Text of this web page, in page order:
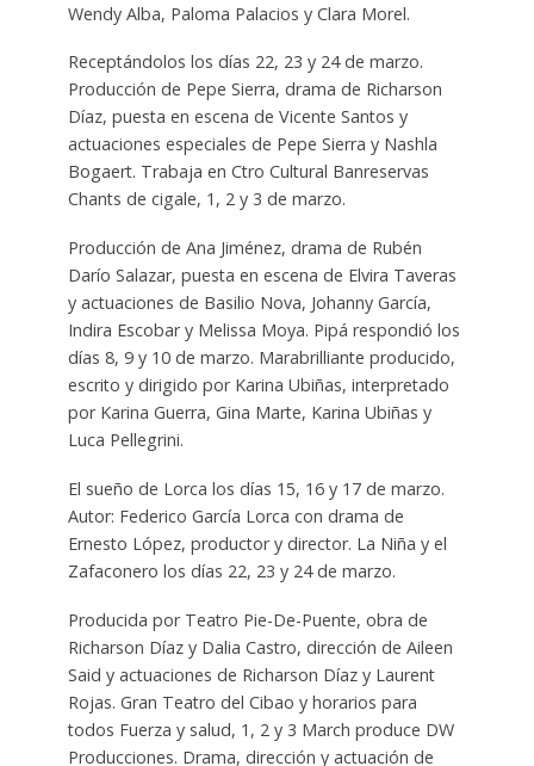
Wendy Alba, Paloma Palacios y Clara Morel.
Receptándolos los días 22, 23 y 24 de marzo.
Producción de Pepe Sierra, drama de Richarson
Díaz, puesta en escena de Vicente Santos y
actuaciones especiales de Pepe Sierra y Nashla
Bogaert. Trabaja en Ctro Cultural Banreservas
Chants de cigale, 1, 2 y 3 de marzo.
Producción de Ana Jiménez, drama de Rubén
Darío Salazar, puesta en escena de Elvira Taveras
y actuaciones de Basilio Nova, Johanny García,
Indira Escobar y Melissa Moya. Pipá respondió los
días 8, 9 y 10 de marzo. Marabrilliante producido,
escrito y dirigido por Karina Ubiñas, interpretado
por Karina Guerra, Gina Marte, Karina Ubiñas y
Luca Pellegrini.
El sueño de Lorca los días 15, 16 y 17 de marzo.
Autor: Federico García Lorca con drama de
Ernesto López, productor y director. La Niña y el
Zafaconero los días 22, 23 y 24 de marzo.
Producida por Teatro Pie-De-Puente, obra de
Richarson Díaz y Dalia Castro, dirección de Aileen
Said y actuaciones de Richarson Díaz y Laurent
Rojas. Gran Teatro del Cibao y horarios para
todos Fuerza y ​​salud, 1, 2 y 3 March produce DW
Producciones. Drama, dirección y actuación de